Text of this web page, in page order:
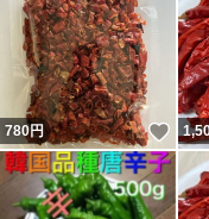
780円 い